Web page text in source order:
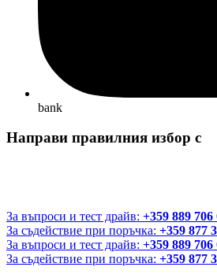
bank
Направи правилния избор с
За въпроси и тест драйв: +359 889 706
За съдействие при поръчка: +359 877
За въпроси и тест драйв: +359 889 706
За съдействие при поръчка: +359 877